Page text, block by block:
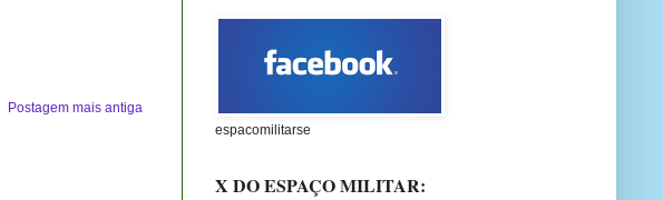
Postagem mais antiga
espacomilitarse
X DO ESPAÇO MILITAR: